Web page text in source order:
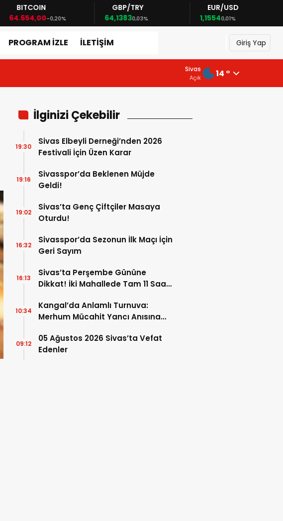
BITCOIN
64.654,00-0,20%
GBP/TRY
64,13830,03%
EUR/USD
1,15540,01%
PROGRAM İZLE İLETİŞİM Giriş Yap
5 Ağustos 2026 - 19:02
Sivas’ta Genç Çiftçiler Masaya
Sivas
Açık 14 °
İlginizi Çekebilir
Sivas Elbeyli Derneği’nden 2026
Festivali İçin Üzen Karar
19:30
Sivasspor’da Beklenen Müjde
Geldi!
19:16
Sivas’ta Genç Çiftçiler Masaya
Oturdu!
19:02
Sivasspor’da Sezonun İlk Maçı İçin
Geri Sayım
16:32
Sivas’ta Perşembe Gününe
Dikkat! İki Mahallede Tam 11 Saat
16:13
Kangal’da Anlamlı Turnuva:
Merhum Mücahit Yancı Anısına
10:34
05 Ağustos 2026 Sivas’ta Vefat
Edenler
09:12